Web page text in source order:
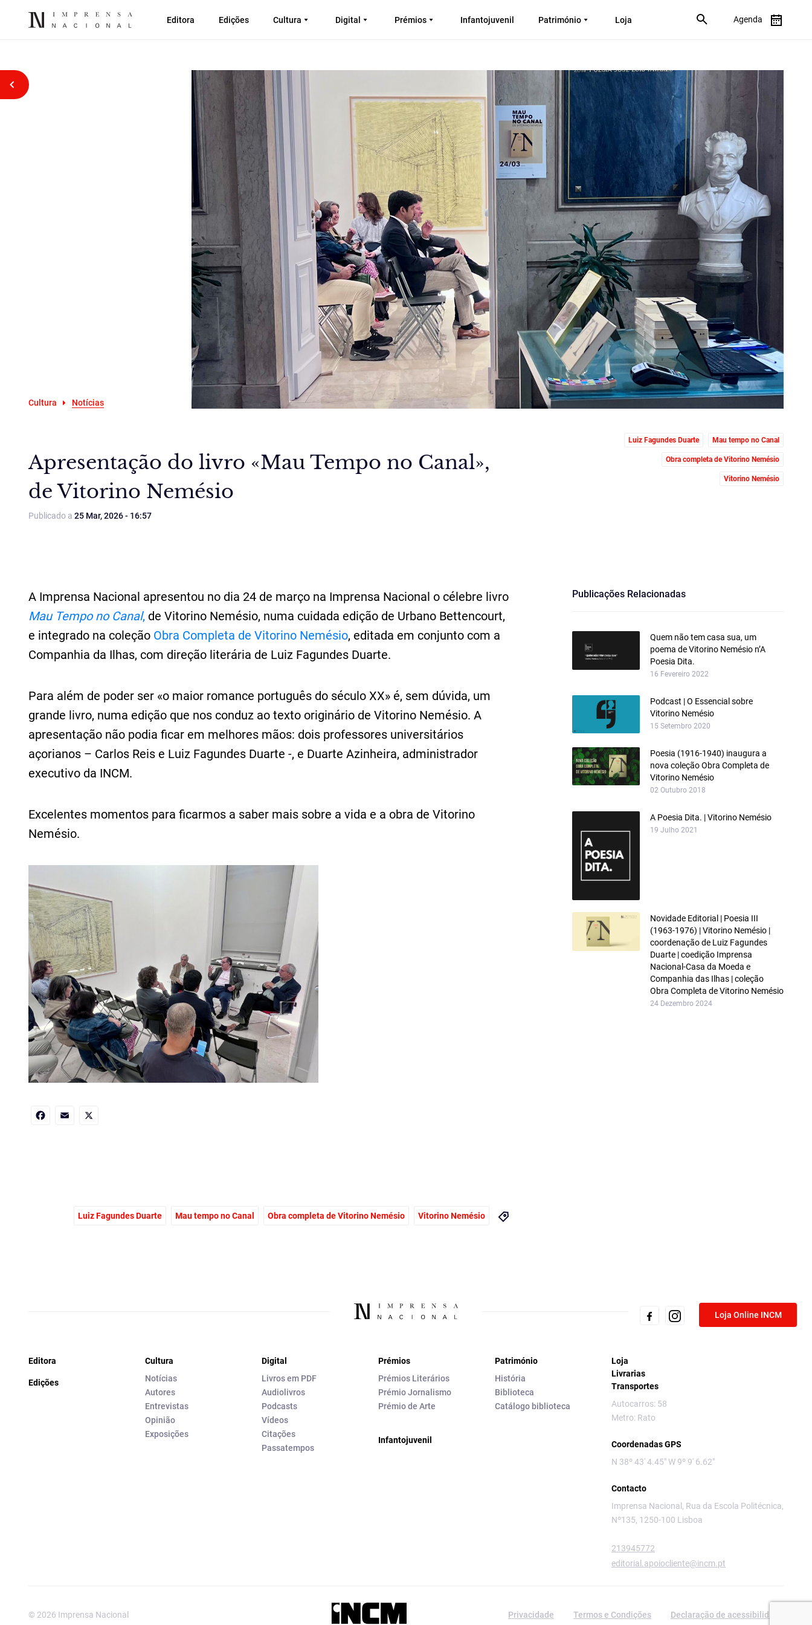
Editora Edições Cultura Digital Prémios Infantojuvenil Património Loja Agenda
Voltar atrás
Cultura Notícias
Apresentação do livro «Mau Tempo no Canal»,
de Vitorino Nemésio
Publicado a 25 Mar, 2026 - 16:57
Luiz Fagundes Duarte Mau tempo no Canal
Obra completa de Vitorino Nemésio
Vitorino Nemésio
A Imprensa Nacional apresentou no dia 24 de março na Imprensa Nacional o célebre livro
Mau Tempo no Canal, de Vitorino Nemésio, numa cuidada edição de Urbano Bettencourt,
e integrado na coleção Obra Completa de Vitorino Nemésio, editada em conjunto com a
Companhia da Ilhas, com direção literária de Luiz Fagundes Duarte.
Para além de poder ser «o maior romance português do século XX» é, sem dúvida, um
grande livro, numa edição que nos conduz ao texto originário de Vitorino Nemésio. A
apresentação não podia ficar em melhores mãos: dois professores universitários
açorianos – Carlos Reis e Luiz Fagundes Duarte -, e Duarte Azinheira, administrador
executivo da INCM.
Excelentes momentos para ficarmos a saber mais sobre a vida e a obra de Vitorino
Nemésio.
Publicações Relacionadas
Quem não tem casa sua, um
poema de Vitorino Nemésio n’A
Poesia Dita.
16 Fevereiro 2022
Podcast | O Essencial sobre
Vitorino Nemésio
15 Setembro 2020
Poesia (1916-1940) inaugura a
nova coleção Obra Completa de
Vitorino Nemésio
02 Outubro 2018
A Poesia Dita. | Vitorino Nemésio
19 Julho 2021
Novidade Editorial | Poesia III
(1963‑1976) | Vitorino Nemésio |
coordenação de Luiz Fagundes
Duarte | coedição Imprensa
Nacional‑Casa da Moeda e
Companhia das Ilhas | coleção
Obra Completa de Vitorino Nemésio
24 Dezembro 2024
Luiz Fagundes Duarte Mau tempo no Canal Obra completa de Vitorino Nemésio Vitorino Nemésio
Loja Online INCM
Editora
Edições
Cultura
Notícias
Autores
Entrevistas
Opinião
Exposições
Digital
Livros em PDF
Audiolivros
Podcasts
Vídeos
Citações
Passatempos
Prémios
Prémios Literários
Prémio Jornalismo
Prémio de Arte
Infantojuvenil
Património
História
Biblioteca
Catálogo biblioteca
Loja
Livrarias
Transportes
Autocarros: 58
Metro: Rato
Coordenadas GPS
N 38º 43' 4.45" W 9º 9' 6.62"
Contacto
Imprensa Nacional, Rua da Escola Politécnica,
Nº135, 1250-100 Lisboa
213945772
editorial.apoiocliente@incm.pt
© 2026 Imprensa Nacional Privacidade Termos e Condições Declaração de acessibilidade